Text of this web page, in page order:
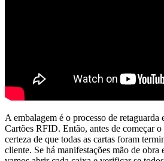
A embalagem é o processo de retaguarda
Cartões RFID. Então, antes de começar o
certeza de que todas as cartas foram
cliente. Se há manifestações mão de obra